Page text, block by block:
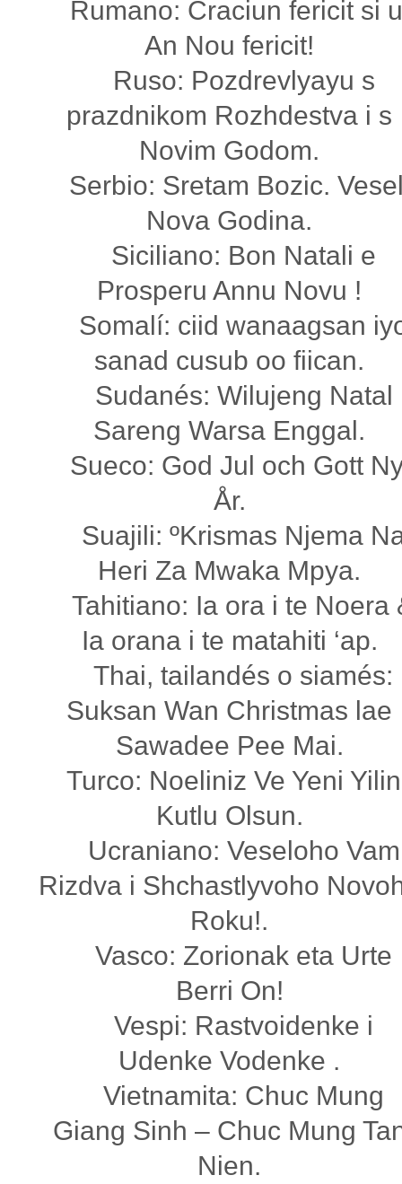
Rumano: Craciun fericit si
An Nou fericit!
Ruso: Pozdrevlyayu s
prazdnikom Rozhdestva i s
Novim Godom.
Serbio: Sretam Bozic.
Nova Godina.
Siciliano: Bon Natali e
Prosperu Annu Novu !
Somalí: ciid wanaagsan
sanad cusub oo fiican.
Sudanés: Wilujeng Natal
Sareng Warsa Enggal.
Sueco: God Jul och Gott
År.
Suajili: ºKrismas Njema
Heri Za Mwaka Mpya.
Tahitiano: Ia ora i te Noera
Ia orana i te matahiti ‘ap.
Thai, tailandés o siamés:
Suksan Wan Christmas lae
Sawadee Pee Mai.
Turco: Noeliniz Ve Yeni
Kutlu Olsun.
Ucraniano: Veseloho Vam
Rizdva i Shchastlyvoho
Roku!.
Vasco: Zorionak eta Urte
Berri On!
Vespi: Rastvoidenke i
Udenke Vodenke .
Vietnamita: Chuc Mung
Giang Sinh – Chuc Mung
Nien.